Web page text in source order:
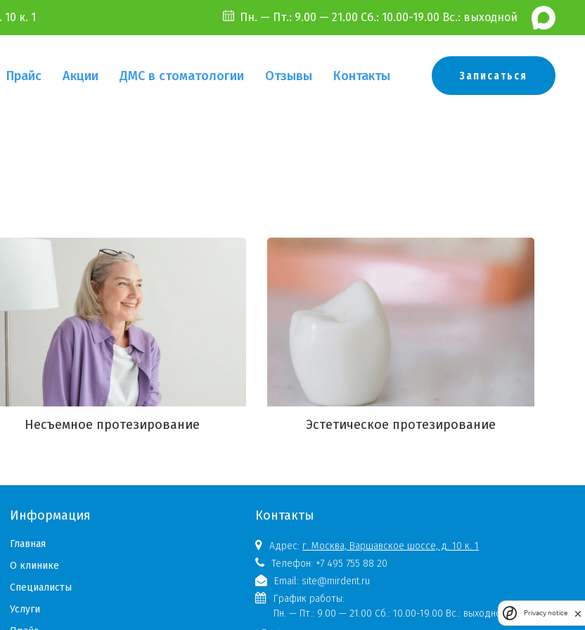
к. 1 Пн. — Пт.: 9.00 — 21.00 Сб.: 10.00-19.00 Вс.: выходной
Прайс Акции ДМС в стоматологии Отзывы Контакты Записаться
Несъемное протезирование Эстетическое протезирование
Информация
Главная
О клинике
Специалисты
Услуги
Контакты
Адрес: г. Москва, Варшавское шоссе, д. 10 к. 1
Телефон: +7 495 755 88 20
Email: site@mirdent.ru
График работы:
Пн. — Пт.: 9.00 — 21.00 Сб.: 10.00-19.00 Вс.: выходной Privacy notice